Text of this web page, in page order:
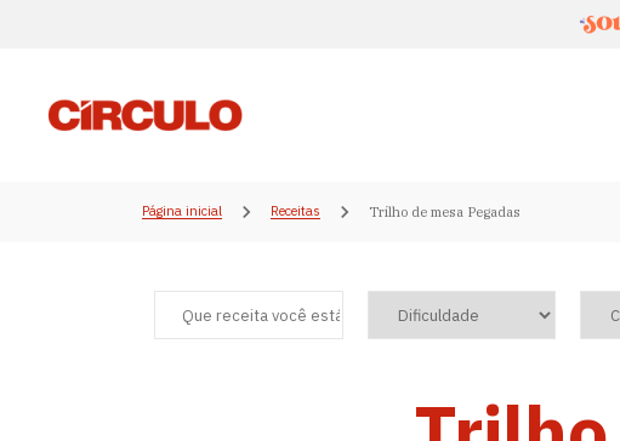
Página inicial Receitas Trilho de mesa Pegadas